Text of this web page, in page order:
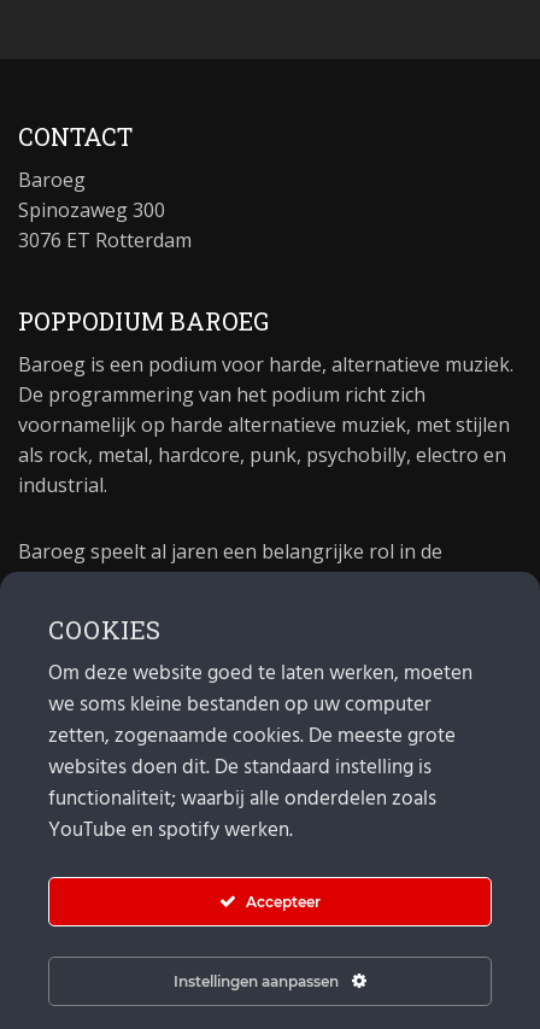
CONTACT
Baroeg
Spinozaweg 300
3076 ET Rotterdam
POPPODIUM BAROEG
Baroeg is een podium voor harde, alternatieve muziek.
De programmering van het podium richt zich
voornamelijk op harde alternatieve muziek, met stijlen
als rock, metal, hardcore, punk, psychobilly, electro en
industrial.
Baroeg speelt al jaren een belangrijke rol in de
poppodium 40 jaar.
MAIL
Algemeen: info@baroeg.nl
Bands & boeking: leon@baroeg.nl
Promotie & publiciteit: francis@baroeg.nl
COOKIES
Om deze website goed te laten werken, moeten
we soms kleine bestanden op uw computer
zetten, zogenaamde cookies. De meeste grote
websites doen dit. De standaard instelling is
functionaliteit; waarbij alle onderdelen zoals
YouTube en spotify werken.
Accepteer
Instellingen aanpassen